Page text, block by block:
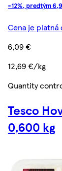
-12%, predtým
Cena je platná
6,09 €
12,69 €/kg
Quantity
Tesco
0,600 kg